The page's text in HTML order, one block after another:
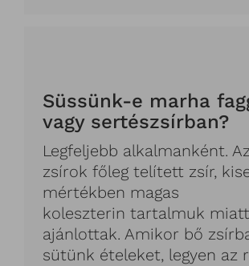
Süssünk-e marha
vagy sertészsírban?
Legfeljebb alkalmanként.
zsírok főleg telített zsír,
mértékben magas
koleszterin tartalmuk
ajánlottak. Amikor bő
sütünk ételeket, legyen az